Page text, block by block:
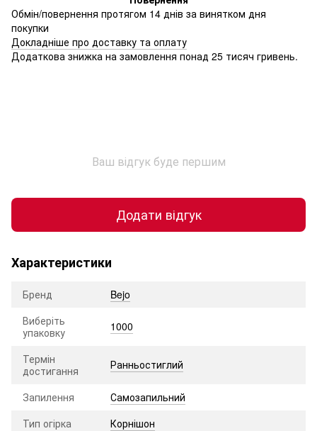
Обмін/повернення протягом 14 днів за винятком дня
покупки
Докладніше про доставку та оплату
Додаткова знижка на замовлення понад 25 тисяч гривень.
Ваш відгук буде першим
Додати відгук
Характеристики
Бренд
Bejo
Виберіть
упаковку
1000
Термін
достигання
Ранньостиглий
Запилення
Самозапильний
Тип огірка
Корнішон